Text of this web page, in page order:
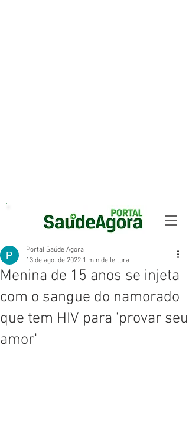
Menina de 15 anos se injeta
com o sangue do namorado
que tem HIV para 'provar seu
amor'
Portal Saúde Agora
13 de ago. de 2022 1 min de leitura